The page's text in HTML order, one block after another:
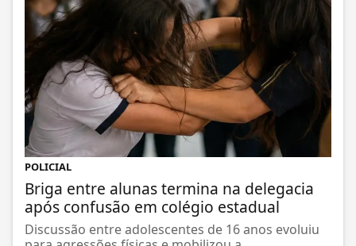
POLICIAL
Briga entre alunas termina na delegacia
após confusão em colégio estadual
Discussão entre adolescentes de 16 anos evoluiu